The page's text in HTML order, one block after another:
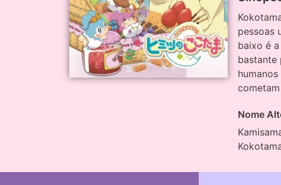
pessoas
baixo é
bastante
Nome